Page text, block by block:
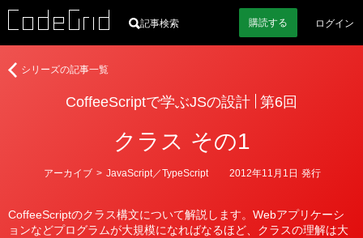
記事検索 購読する ログイン
CoffeeScriptで学ぶJSの設計 第6回
クラス その1
CoffeeScriptのクラス構文について解説します。Webアプリケーシ
ョンなどプログラムが大規模になればなるほど、クラスの理解は大
カ
ー
アーカイブ > JavaScript／TypeScript 2012年11月1日 発行
者
CoffeeScript
シリーズの記事一覧